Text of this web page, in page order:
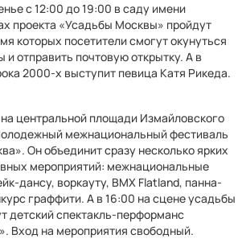
с 12:00 до 19:00 в саду имени
проекта «Усадьбы Москвы» пройдут
которых посетители смогут окунуться
и отправить почтовую открытку. А в
2000-х выступит певица Катя Рикеда.
центральной площади Измайловского
межнациональный фестиваль
Он объединит сразу несколько ярких
мероприятий: межнациональные
дансу, воркауту, BMX Flatland, панна-
граффити. А в 16:00 на сцене усадьбы
детский спектакль-перформанс
Вход на мероприятия свободный.